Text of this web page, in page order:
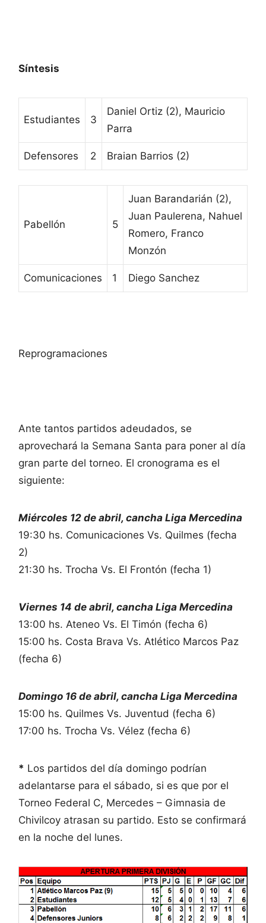
Síntesis
Estudiantes 3
Daniel Ortiz (2), Mauricio
Parra
Defensores 2 Braian Barrios (2)
Pabellón 5
Juan Barandarián (2),
Juan Paulerena, Nahuel
Romero, Franco
Monzón
Comunicaciones 1 Diego Sanchez
Reprogramaciones
Ante tantos partidos adeudados, se
aprovechará la Semana Santa para poner al día
gran parte del torneo. El cronograma es el
siguiente:
Miércoles 12 de abril, cancha Liga Mercedina
19:30 hs. Comunicaciones Vs. Quilmes (fecha
2)
21:30 hs. Trocha Vs. El Frontón (fecha 1)
Viernes 14 de abril, cancha Liga Mercedina
13:00 hs. Ateneo Vs. El Timón (fecha 6)
15:00 hs. Costa Brava Vs. Atlético Marcos Paz
(fecha 6)
Domingo 16 de abril, cancha Liga Mercedina
15:00 hs. Quilmes Vs. Juventud (fecha 6)
17:00 hs. Trocha Vs. Vélez (fecha 6)
* Los partidos del día domingo podrían
adelantarse para el sábado, si es que por el
Torneo Federal C, Mercedes – Gimnasia de
Chivilcoy atrasan su partido. Esto se confirmará
en la noche del lunes.